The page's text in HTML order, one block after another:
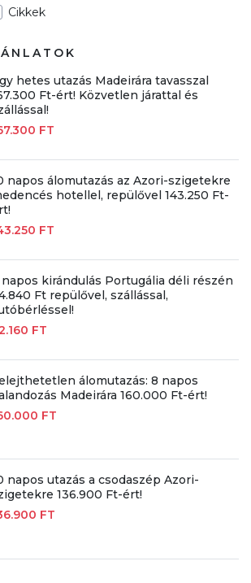
Cikkek
hetes utazás Madeirára tavasszal
Ft-ért! Közvetlen járattal és
FT
napos álomutazás az Azori-szigetekre
hotellel, repülővel 143.250 Ft-
FT
kirándulás Portugália déli részén
Ft repülővel, szállással,
FT
álomutazás: 8 napos
Madeirára 160.000 Ft-ért!
FT
napos utazás a csodaszép Azori-
136.900 Ft-ért!
FT